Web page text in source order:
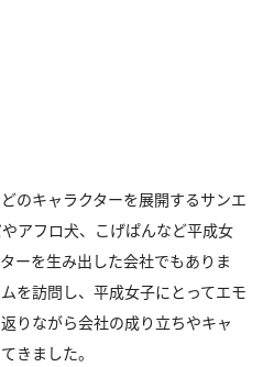
のキャラクターを展開するサンエ
アフロ犬、こげぱんなど平成女
ーを生み出した会社でもありま
を訪問し、平成女子にとってエモ
りながら会社の成り立ちやキャ
きました。